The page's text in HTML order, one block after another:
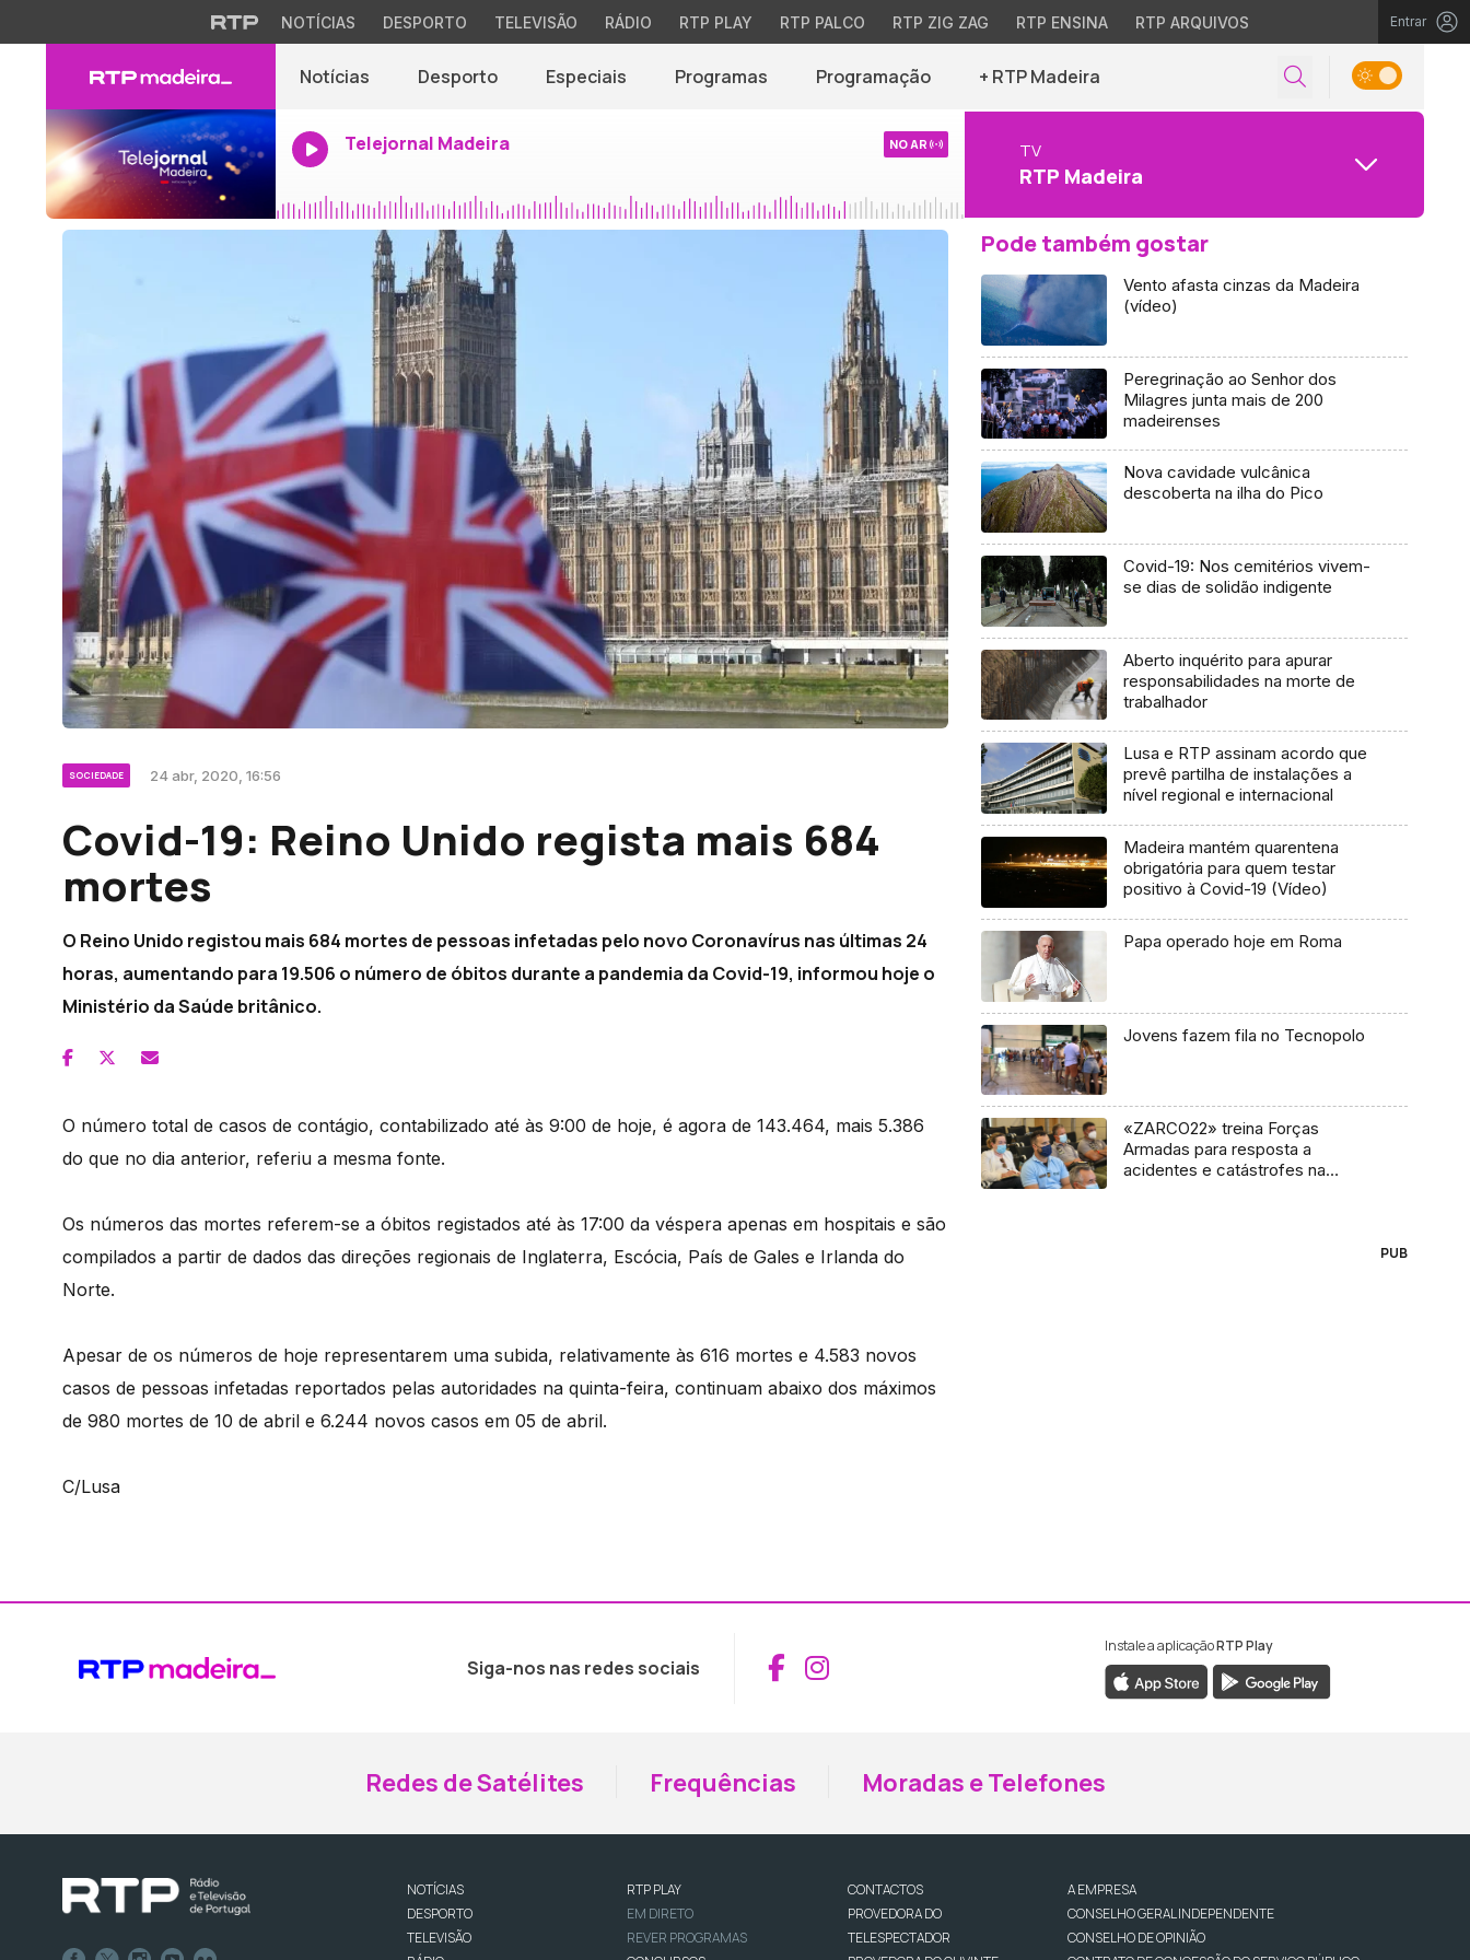
NOTÍCIAS DESPORTO TELEVISÃO RÁDIO RTP PLAY RTP PALCO RTP ZIG ZAG RTP ENSINA RTP ARQUIVOS Entrar
Notícias Desporto Especiais Programas Programação + RTP Madeira
Telejornal Madeira NO AR TV
RTP Madeira
SOCIEDADE 24 abr, 2020, 16:56
Covid-19: Reino Unido regista mais 684
mortes
O Reino Unido registou mais 684 mortes de pessoas infetadas pelo novo Coronavírus nas últimas 24
horas, aumentando para 19.506 o número de óbitos durante a pandemia da Covid-19, informou hoje o
Ministério da Saúde britânico.
O número total de casos de contágio, contabilizado até às 9:00 de hoje, é agora de 143.464, mais 5.386
do que no dia anterior, referiu a mesma fonte.
Os números das mortes referem-se a óbitos registados até às 17:00 da véspera apenas em hospitais e são
compilados a partir de dados das direções regionais de Inglaterra, Escócia, País de Gales e Irlanda do
Norte.
Apesar de os números de hoje representarem uma subida, relativamente às 616 mortes e 4.583 novos
casos de pessoas infetadas reportados pelas autoridades na quinta-feira, continuam abaixo dos máximos
de 980 mortes de 10 de abril e 6.244 novos casos em 05 de abril.
C/Lusa
Pode também gostar
Vento afasta cinzas da Madeira
(vídeo)
Peregrinação ao Senhor dos
Milagres junta mais de 200
madeirenses
Nova cavidade vulcânica
descoberta na ilha do Pico
Covid-19: Nos cemitérios vivem-
se dias de solidão indigente
Aberto inquérito para apurar
responsabilidades na morte de
trabalhador
Lusa e RTP assinam acordo que
prevê partilha de instalações a
nível regional e internacional
Madeira mantém quarentena
obrigatória para quem testar
positivo à Covid-19 (Vídeo)
Papa operado hoje em Roma
Jovens fazem fila no Tecnopolo
«ZARCO22» treina Forças
Armadas para resposta a
acidentes e catástrofes na
PUB
Siga-nos nas redes sociais Aceder ao Facebook da RTP Madeira
Aceder ao Instagram da RTP Madeira
Instale a aplicaçãoRTP Play
Redes de Satélites Frequências Moradas e Telefones
NOTÍCIAS
DESPORTO
TELEVISÃO
RTP PLAY
EM DIRETO
REVER PROGRAMAS
CONTACTOS
PROVEDORA DO
TELESPECTADOR
A EMPRESA
CONSELHO GERAL INDEPENDENTE
CONSELHO DE OPINIÃO